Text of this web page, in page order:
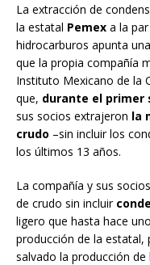
La extracción de
la estatal Pemex a la
hidrocarburos apunta
que la propia compañía
Instituto Mexicano de la
que, durante el primer
sus socios extrajeron la
crudo –sin incluir los
los últimos 13 años.
La compañía y sus
de crudo sin incluir
ligero que hasta hace
producción de la estatal,
salvado la producción